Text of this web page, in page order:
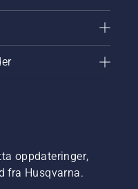
oppdateringer,
fra Husqvarna.